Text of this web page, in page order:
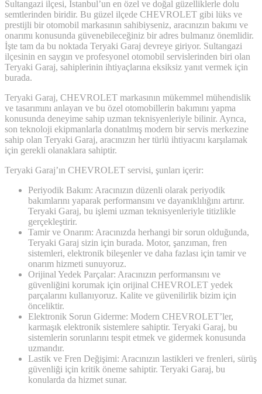
Sultangazi ilçesi, İstanbul’un en özel ve doğal güzelliklerle dolu
semtlerinden biridir. Bu güzel ilçede CHEVROLET gibi lüks ve
prestijli bir otomobil markasının sahibiyseniz, aracınızın bakımı ve
onarımı konusunda güvenebileceğiniz bir adres bulmanız önemlidir.
İşte tam da bu noktada Teryaki Garaj devreye giriyor. Sultangazi
ilçesinin en saygın ve profesyonel otomobil servislerinden biri olan
Teryaki Garaj, sahiplerinin ihtiyaçlarına eksiksiz yanıt vermek için
burada.
Teryaki Garaj, CHEVROLET markasının mükemmel mühendislik
ve tasarımını anlayan ve bu özel otomobillerin bakımını yapma
konusunda deneyime sahip uzman teknisyenleriyle bilinir. Ayrıca,
son teknoloji ekipmanlarla donatılmış modern bir servis merkezine
sahip olan Teryaki Garaj, aracınızın her türlü ihtiyacını karşılamak
için gerekli olanaklara sahiptir.
Teryaki Garaj’ın CHEVROLET servisi, şunları içerir:
Periyodik Bakım: Aracınızın düzenli olarak periyodik
bakımlarını yaparak performansını ve dayanıklılığını artırır.
Teryaki Garaj, bu işlemi uzman teknisyenleriyle titizlikle
gerçekleştirir.
Tamir ve Onarım: Aracınızda herhangi bir sorun olduğunda,
Teryaki Garaj sizin için burada. Motor, şanzıman, fren
sistemleri, elektronik bileşenler ve daha fazlası için tamir ve
onarım hizmeti sunuyoruz.
Orijinal Yedek Parçalar: Aracınızın performansını ve
güvenliğini korumak için orijinal CHEVROLET yedek
parçalarını kullanıyoruz. Kalite ve güvenilirlik bizim için
önceliktir.
Elektronik Sorun Giderme: Modern CHEVROLET’ler,
karmaşık elektronik sistemlere sahiptir. Teryaki Garaj, bu
sistemlerin sorunlarını tespit etmek ve gidermek konusunda
uzmandır.
Lastik ve Fren Değişimi: Aracınızın lastikleri ve frenleri, sürüş
güvenliği için kritik öneme sahiptir. Teryaki Garaj, bu
konularda da hizmet sunar.